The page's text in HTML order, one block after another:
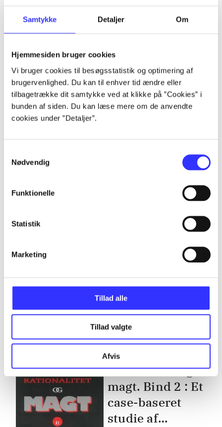
Samtykke Detaljer Om
Hjemmesiden bruger cookies
Vi bruger cookies til besøgsstatistik og optimering af
brugervenlighed. Du kan til enhver tid ændre eller
tilbagetrække dit samtykke ved at klikke på ”Cookies” i
bunden af siden. Du kan læse mere om de anvendte
cookies under ”Detaljer”.
Nødvendig
Funktionelle
Statistik
Marketing
Tillad alle
Tillad valgte
Afvis
Rationalitet og
magt. Det
konkretes
Rationalitet og
magt. Bd. 2 : Et
planlægning,
politik og
modernitet
Bind 2
Rationalitet og
magt. Bind 2 : Et
case-baseret
studie af